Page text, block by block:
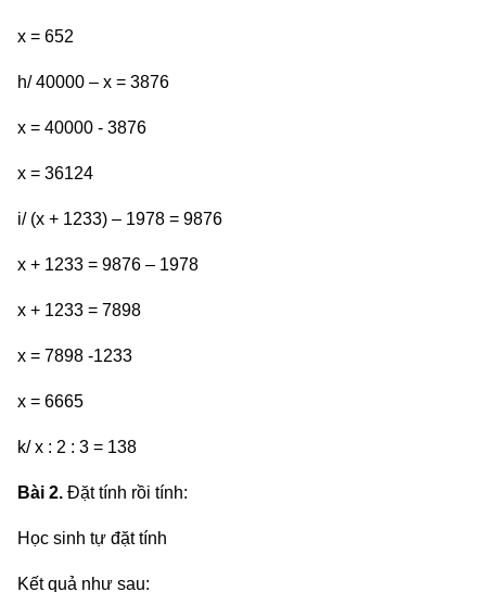
x = 652
h/ 40000 – x = 3876
x = 40000 - 3876
x = 36124
i/ (x + 1233) – 1978 = 9876
x + 1233 = 9876 – 1978
x + 1233 = 7898
x = 7898 -1233
x = 6665
k/ x : 2 : 3 = 138
Bài 2. Đặt tính rồi tính:
Học sinh tự đặt tính
Kết quả như sau: